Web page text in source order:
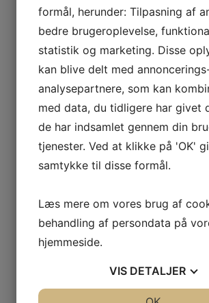
Find det bedste værktøj i en CC
værktøjswebshop – stort udvalg og
formål, herunder: Tilpasning af
bedre brugeroplevelse,
statistik og marketing. Disse
kan blive delt med
analysepartnere, som kan
med data, du tidligere har givet
de har indsamlet gennem din
tjenester. Ved at klikke på 'OK'
samtykke til disse formål.
Læs mere om vores brug af
behandling af persondata på
hjemmeside.
VIS DETALJER